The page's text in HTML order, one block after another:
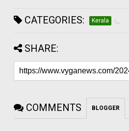
CATEGORIES: Kerala
SHARE:
COMMENTS BLOGGER